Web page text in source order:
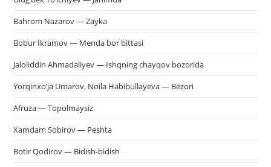
Bahrom Nazarov — Zayka
Bobur Ikramov — Menda bor bittasi
Jaloliddin Ahmadaliyev — Ishqning chayqov bozorida
Yorqinxo’ja Umarov, Noila Habibullayeva — Bezori
Afruza — Topolmaysiz
Xamdam Sobirov — Peshta
Botir Qodirov — Bidish-bidish